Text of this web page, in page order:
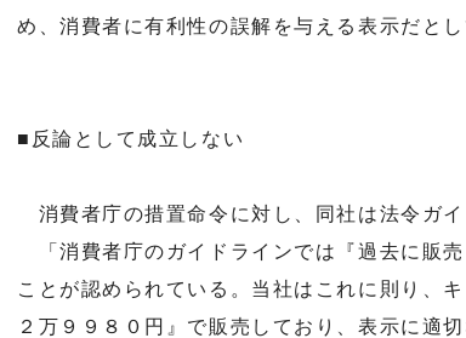
め、消費者に有利性の誤解を与える表示だと
■反論として成立しない
消費者庁の措置命令に対し、同社は法令ガイ
「消費者庁のガイドラインでは『過去に販
ことが認められている。当社はこれに則り、
２万９９８０円』で販売しており、表示に適